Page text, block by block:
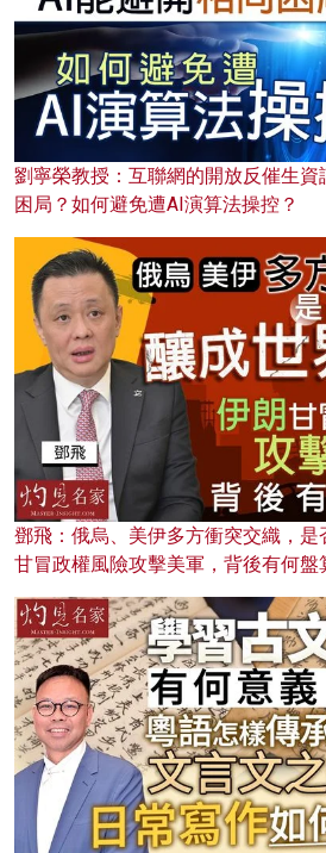
劉寧榮教授：互聯網的開放反催生資
困局？如何避免遭AI演算法操控？
鄧飛：俄烏、美伊多方衝突交織，
甘冒政權風險攻擊美軍，背後有何盤